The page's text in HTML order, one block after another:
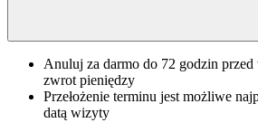
Anuluj za darmo do 72 godzin
zwrot pieniędzy
Przełożenie terminu jest możliwe
datą wizyty